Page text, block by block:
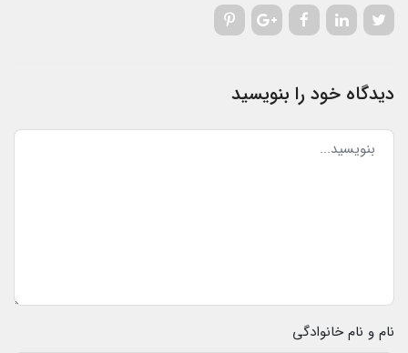
دیدگاه خود را بنویسید
نام و نام خانوادگی